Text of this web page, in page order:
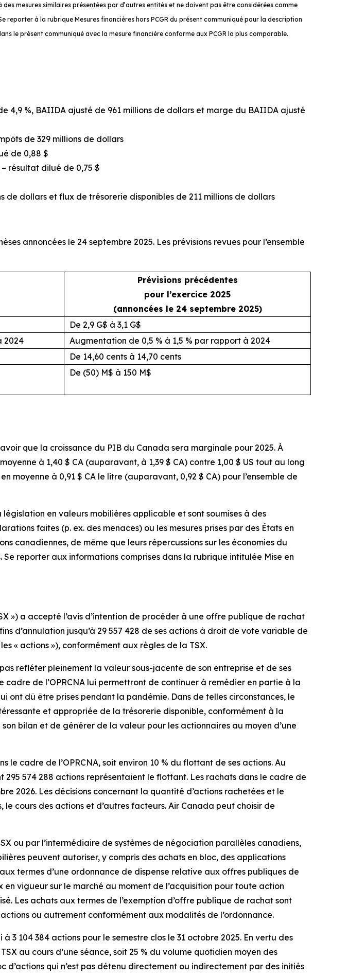
mesures similaires présentées par d’autres entités et ne doivent pas être considérées comme
reporter à la rubrique Mesures financières hors PCGR du présent communiqué pour la description
le présent communiqué avec la mesure financière conforme aux PCGR la plus comparable.
4,9 %, BAIIDA ajusté de 961 millions de dollars et marge du BAIIDA ajusté
de 329 millions de dollars
de 0,88 $
résultat dilué de 0,75 $
dollars et flux de trésorerie disponibles de 211 millions de dollars
annoncées le 24 septembre 2025. Les prévisions revues pour l’ensemble
Prévisions précédentes
pour l’exercice 2025
(annoncées le 24 septembre 2025)
De 2,9 G$ à 3,1 G$
2024
Augmentation de 0,5 % à 1,5 % par rapport à 2024
De 14,60 cents à 14,70 cents
De (50) M$ à 150 M$
que la croissance du PIB du Canada sera marginale pour 2025. À
à 1,40 $ CA (auparavant, à 1,39 $ CA) contre 1,00 $ US tout au long
moyenne à 0,91 $ CA le litre (auparavant, 0,92 $ CA) pour l’ensemble de
en valeurs mobilières applicable et sont soumises à des
faites (p. ex. des menaces) ou les mesures prises par des États en
canadiennes, de même que leurs répercussions sur les économies du
reporter aux informations comprises dans la rubrique intitulée Mise en
») a accepté l’avis d’intention de procéder à une offre publique de rachat
d’annulation jusqu’à 29 557 428 de ses actions à droit de vote variable de
« actions »), conformément aux règles de la TSX.
refléter pleinement la valeur sous-jacente de son entreprise et de ses
de l’OPRCNA lui permettront de continuer à remédier en partie à la
ont dû être prises pendant la pandémie. Dans de telles circonstances, le
et appropriée de la trésorerie disponible, conformément à la
bilan et de générer de la valeur pour les actionnaires au moyen d’une
le cadre de l’OPRCNA, soit environ 10 % du flottant de ses actions. Au
574 288 actions représentaient le flottant. Les rachats dans le cadre de
2026. Les décisions concernant la quantité d’actions rachetées et le
cours des actions et d’autres facteurs. Air Canada peut choisir de
ou par l’intermédiaire de systèmes de négociation parallèles canadiens,
peuvent autoriser, y compris des achats en bloc, des applications
termes d’une ordonnance de dispense relative aux offres publiques de
vigueur sur le marché au moment de l’acquisition pour toute action
Les achats aux termes de l’exemption d’offre publique de rachat sont
ou autrement conformément aux modalités de l’ordonnance.
3 104 384 actions pour le semestre clos le 31 octobre 2025. En vertu des
au cours d’une séance, soit 25 % du volume quotidien moyen des
qui n’est pas détenu directement ou indirectement par des initiés